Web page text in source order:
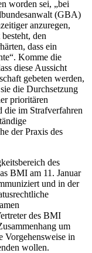
worden sei, „bei
(GBA)
anzuregen,
den
dass ein
Komme die
diese Aussicht
gebeten werden,
die Durchsetzung
prioritären
die im Strafverfahren
der Praxis des
des
BMI am 11. Januar
und in der
des BMI
um
Vorgehensweise in
wollen.